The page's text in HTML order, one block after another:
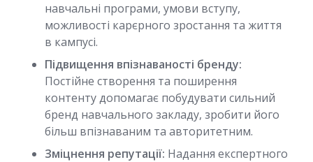
навчальні програми, умови вступу,
можливості карєрного зростання та життя
в кампусі.
Підвищення впізнаваності бренду:
Постійне створення та поширення
контенту допомагає побудувати сильний
бренд навчального закладу, зробити його
більш впізнаваним та авторитетним.
Зміцнення репутації: Надання експертного